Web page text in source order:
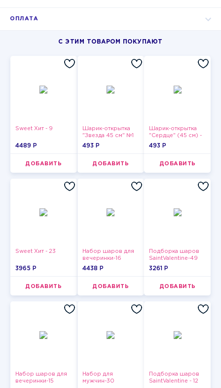
ОПЛАТА
С ЭТИМ ТОВАРОМ ПОКУПАЮТ
Sweet Хит - 9
4489 P
ДОБАВИТЬ
Шарик-открытка
"Звезда 45 см" №1
493 P
ДОБАВИТЬ
Шарик-открытка
"Сердце" (45 см) -
2
493 P
ДОБАВИТЬ
Sweet Хит - 23
3965 P
ДОБАВИТЬ
Набор шаров для
вечеринки-16
4438 P
ДОБАВИТЬ
Подборка шаров
SaintValentine-49
3261 P
ДОБАВИТЬ
Набор шаров для
вечеринки-15
Набор для
мужчин-30
Подборка шаров
SaintValentine - 12